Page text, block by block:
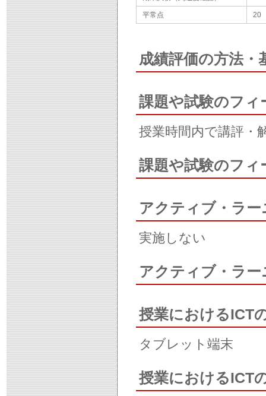
平常点 20
成績評価の方法・
課題や試験のフィ
授業時間内で講評・
課題や試験のフィ
アクティブ・ラ
実施しない
アクティブ・ラ
授業におけるICT
タブレット端末
授業におけるICT